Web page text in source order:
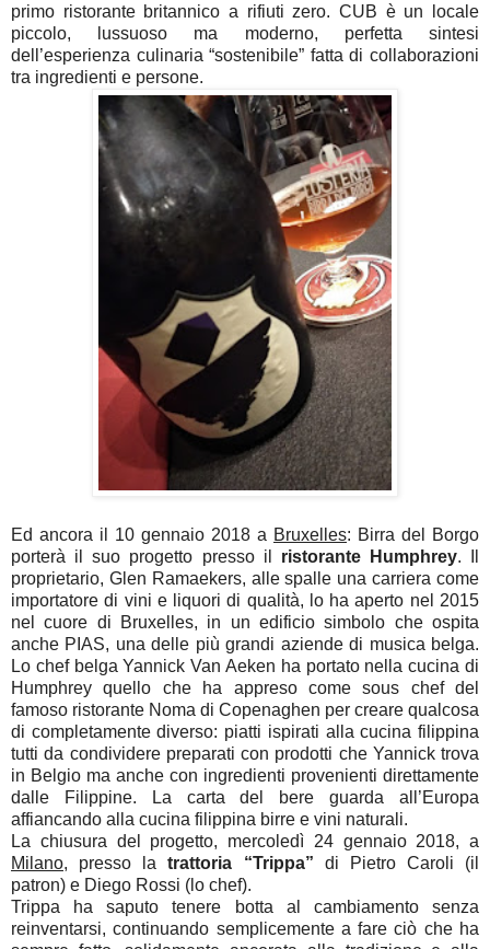
primo ristorante britannico a rifiuti zero. CUB è un locale
piccolo, lussuoso ma moderno, perfetta sintesi
dell’esperienza culinaria “sostenibile” fatta di collaborazioni
tra ingredienti e persone.
Ed ancora il 10 gennaio 2018 a Bruxelles: Birra del Borgo
porterà il suo progetto presso il ristorante Humphrey. Il
proprietario, Glen Ramaekers, alle spalle una carriera come
importatore di vini e liquori di qualità, lo ha aperto nel 2015
nel cuore di Bruxelles, in un edificio simbolo che ospita
anche PIAS, una delle più grandi aziende di musica belga.
Lo chef belga Yannick Van Aeken ha portato nella cucina di
Humphrey quello che ha appreso come sous chef del
famoso ristorante Noma di Copenaghen per creare qualcosa
di completamente diverso: piatti ispirati alla cucina filippina
tutti da condividere preparati con prodotti che Yannick trova
in Belgio ma anche con ingredienti provenienti direttamente
dalle Filippine. La carta del bere guarda all’Europa
affiancando alla cucina filippina birre e vini naturali.
La chiusura del progetto, mercoledì 24 gennaio 2018, a
Milano, presso latrattoria “Trippa” di Pietro Caroli (il
patron) e Diego Rossi (lo chef).
Trippa ha saputo tenere botta al cambiamento senza
reinventarsi, continuando semplicemente a fare ciò che ha